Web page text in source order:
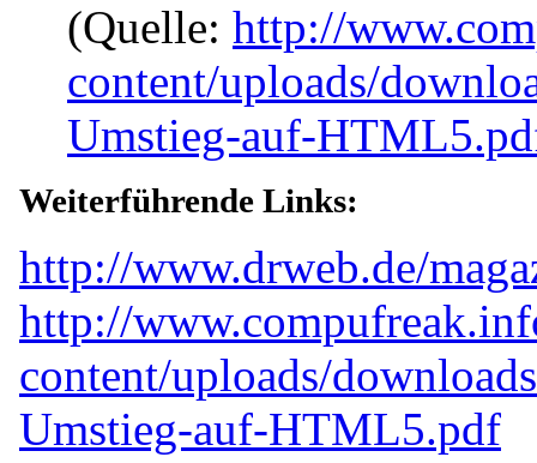
(Quelle: http://
content/uploads/
Umstieg-auf-
Weiterführende Links:
http://www.drweb.de/
http://
content/uploads/
Umstieg-auf-HTML5.pdf